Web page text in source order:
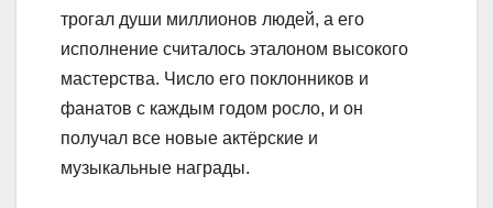
трогал души миллионов людей, а его
исполнение считалось эталоном высокого
мастерства. Число его поклонников и
фанатов с каждым годом росло, и он
получал все новые актёрские и
музыкальные награды.